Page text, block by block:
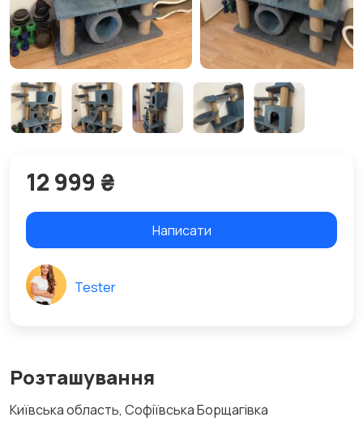
Розташування
Київська область, Софіївська Борщагівка
12 999 ₴
Написати
Tester